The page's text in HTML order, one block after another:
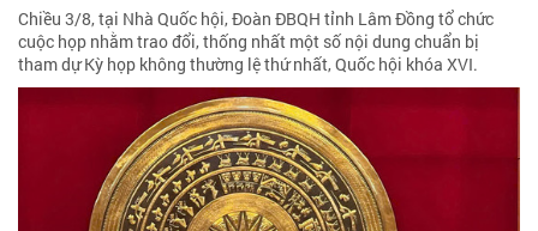
Chiều 3/8, tại Nhà Quốc hội, Đoàn ĐBQH tỉnh Lâm Đồng tổ chức
cuộc họp nhằm trao đổi, thống nhất một số nội dung chuẩn bị
tham dự Kỳ họp không thường lệ thứ nhất, Quốc hội khóa XVI.